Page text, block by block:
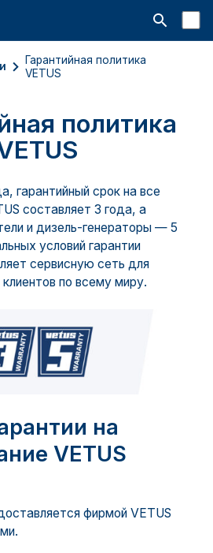
Открыть
Гарантийная политика
VETUS
политика
гарантийный срок на все
составляет 3 года, а
и дизель-генераторы — 5
условий гарантии
сервисную сеть для
по всему миру.
на
VETUS
фирмой VETUS